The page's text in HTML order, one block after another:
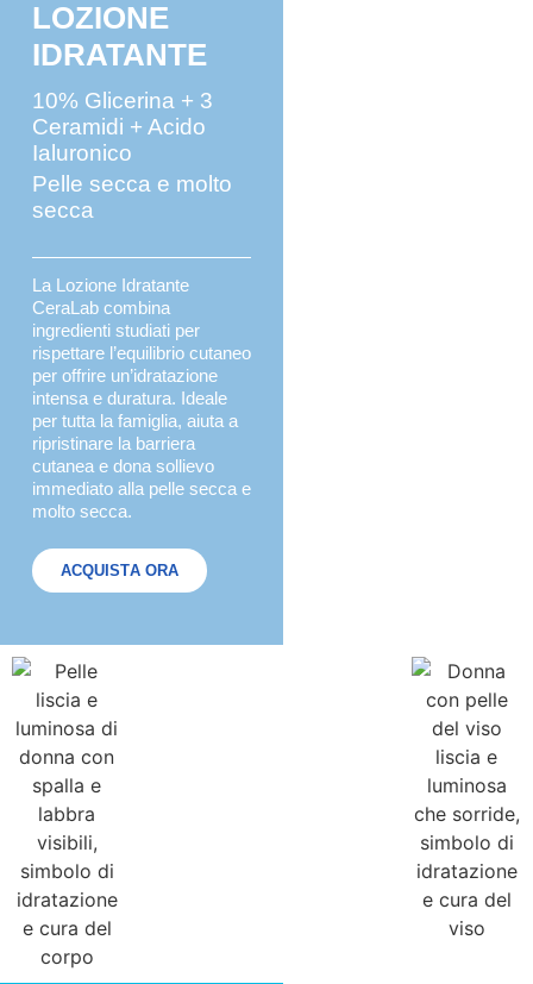
LOZIONE
IDRATANTE
10% Glicerina + 3
Ceramidi + Acido
Ialuronico
Pelle secca e molto
secca
La Lozione Idratante
CeraLab combina
ingredienti studiati per
rispettare l’equilibrio cutaneo
per offrire un’idratazione
intensa e duratura. Ideale
per tutta la famiglia, aiuta a
ripristinare la barriera
cutanea e dona sollievo
immediato alla pelle secca e
molto secca.
ACQUISTA ORA